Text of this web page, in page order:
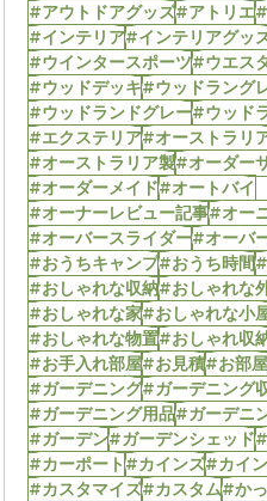
#アウトドアグッズ#アトリエ
#インテリア#インテリアグッ
#ウインタースポーツ#ウエス
#ウッドデッキ#ウッドラング
#ウッドランドグレー#ウッド
#エクステリア#オーストラリ
#オーストラリア製#オーダー
#オーダーメイド#オートバイ
#オーナーレビュー記事#オー
#オーバースライダー#オーバ
#おうちキャンプ#おうち時間
#おしゃれな収納#おしゃれな
#おしゃれな家#おしゃれな小
#おしゃれな物置#おしゃれ収
#お手入れ部屋#お見積#お部屋
#ガーデニング#ガーデニング
#ガーデニング用品#ガーデニ
#ガーデン#ガーデンシェッド
#カーポート#カインズ#カイ
#カスタマイズ#カスタム#か